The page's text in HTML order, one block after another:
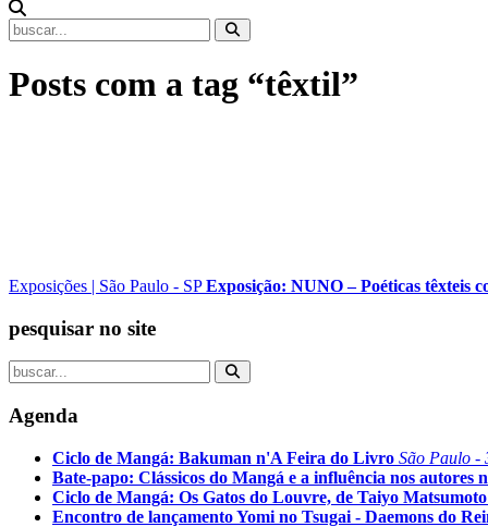
Posts com a tag “têxtil”
Exposições | São Paulo - SP Exposição: NUNO – Poéticas têxteis
pesquisar no site
Agenda
Ciclo de Mangá: Bakuman n'A Feira do Livro São Paulo -
Bate-papo: Clássicos do Mangá e a influência nos autores
Ciclo de Mangá: Os Gatos do Louvre, de Taiyo Matsumoto
Encontro de lançamento Yomi no Tsugai - Daemons do